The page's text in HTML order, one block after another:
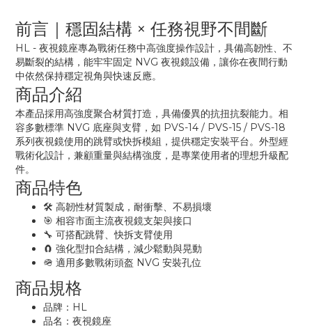
前言｜穩固結構 × 任務視野不間斷
HL - 夜視鏡座專為戰術任務中高強度操作設計，具備高韌性、不
易斷裂的結構，能牢牢固定 NVG 夜視鏡設備，讓你在夜間行動
中依然保持穩定視角與快速反應。
商品介紹
本產品採用高強度聚合材質打造，具備優異的抗扭抗裂能力。相
容多數標準 NVG 底座與支臂，如 PVS-14 / PVS-15 / PVS-18
系列夜視鏡使用的跳臂或快拆模組，提供穩定安裝平台。外型經
戰術化設計，兼顧重量與結構強度，是專業使用者的理想升級配
件。
商品特色
🛠 高韌性材質製成，耐衝擊、不易損壞
🎯 相容市面主流夜視鏡支架與接口
🔧 可搭配跳臂、快拆支臂使用
🧲 強化型扣合結構，減少鬆動與晃動
🪖 適用多數戰術頭盔 NVG 安裝孔位
商品規格
品牌：HL
品名：夜視鏡座